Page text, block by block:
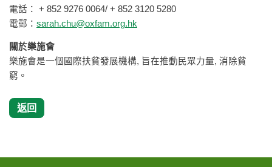
電話： + 852 9276 0064/ + 852 3120 5280
電郵： sarah.chu@oxfam.org.hk
關於樂施會
樂施會是一個國際扶貧發展機構, 旨在推動民眾力量, 消除貧
窮。
返回